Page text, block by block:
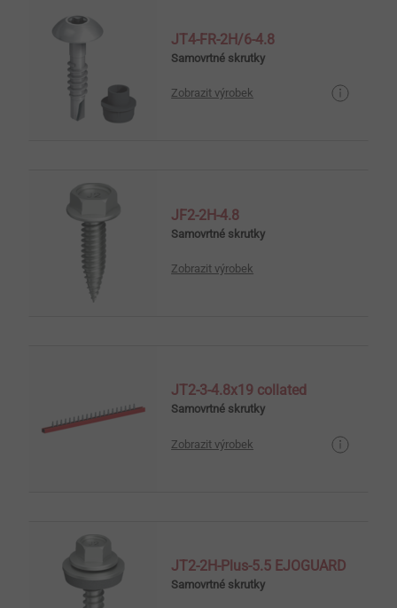
JT4-FR-2H/6-4.8
Samovrtné skrutky
Zobrazit výrobek
JF2-2H-4.8
Samovrtné skrutky
Zobrazit výrobek
JT2-3-4.8x19 collated
Samovrtné skrutky
Zobrazit výrobek
JT2-2H-Plus-5.5 EJOGUARD
Samovrtné skrutky